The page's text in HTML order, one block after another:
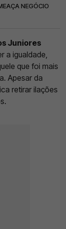
NEGÓCIO
Juniores
a igualdade,
que foi mais
Apesar da
retirar ilações